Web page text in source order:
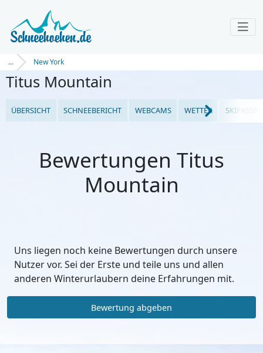
... New York
Titus Mountain
ÜBERSICHT SCHNEEBERICHT WEBCAMS WETTER
Bewertungen Titus
Mountain
Uns liegen noch keine Bewertungen durch unsere
Nutzer vor. Sei der Erste und teile uns und allen
anderen Winterurlaubern deine Erfahrungen mit.
Bewertung abgeben